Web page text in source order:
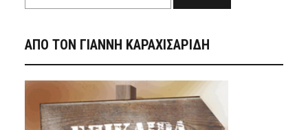
ΑΠΟ ΤΟΝ ΓΙΑΝΝΗ ΚΑΡΑΧΙΣΑΡΙΔΗ